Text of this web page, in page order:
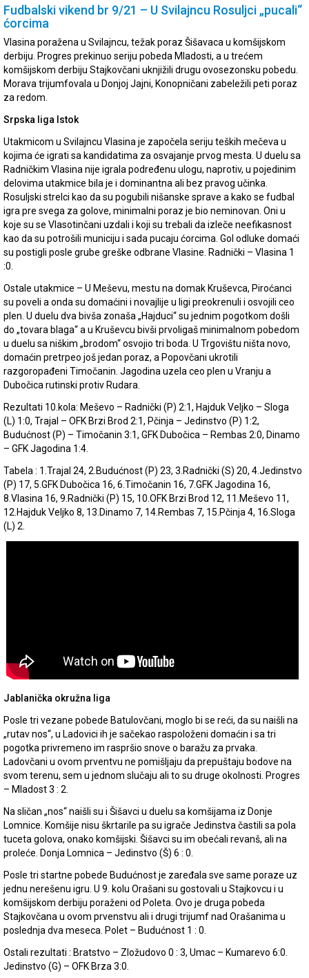
Fudbalski vikend br 9/21 – U Svilajncu Rosuljci „pucali“
ćorcima
Vlasina poražena u Svilajncu, težak poraz Šišavaca u komšijskom
derbiju. Progres prekinuo seriju pobeda Mladosti, a u trećem
komšijskom derbiju Stajkovčani uknjižili drugu ovosezonsku pobedu.
Morava trijumfovala u Donjoj Jajni, Konopničani zabeležili peti poraz
za redom.
Srpska liga Istok
Utakmicom u Svilajncu Vlasina je započela seriju teških mečeva u
kojima će igrati sa kandidatima za osvajanje prvog mesta. U duelu sa
Radničkim Vlasina nije igrala podređenu ulogu, naprotiv, u pojedinim
delovima utakmice bila je i dominantna ali bez pravog učinka.
Rosuljski strelci kao da su pogubili nišanske sprave a kako se fudbal
igra pre svega za golove, minimalni poraz je bio neminovan. Oni u
koje su se Vlasotinčani uzdali i koji su trebali da izleče neefikasnost
kao da su potrošili municiju i sada pucaju ćorcima. Gol odluke domaći
su postigli posle grube greške odbrane Vlasine. Radnički – Vlasina 1
:0.
Ostale utakmice – U Meševu, mestu na domak Kruševca, Piroćanci
su poveli a onda su domaćini i novajlije u ligi preokrenuli i osvojili ceo
plen. U duelu dva bivša zonaša „Hajduci“ su jednim pogotkom došli
do „tovara blaga“ a u Kruševcu bivši prvoligaš minimalnom pobedom
u duelu sa niškim „brodom“ osvojio tri boda. U Trgovištu ništa novo,
domaćin pretrpeo još jedan poraz, a Popovčani ukrotili
razgoropađeni Timočanin. Jagodina uzela ceo plen u Vranju a
Dubočica rutinski protiv Rudara.
Rezultati 10.kola: Meševo – Radnički (P) 2:1, Hajduk Veljko – Sloga
(L) 1:0, Trajal – OFK Brzi Brod 2:1, Pčinja – Jedinstvo (P) 1:2,
Budućnost (P) – Timočanin 3:1, GFK Dubočica – Rembas 2:0, Dinamo
– GFK Jagodina 1:4.
Tabela : 1.Trajal 24, 2.Budućnost (P) 23, 3.Radnički (S) 20, 4.Jedinstvo
(P) 17, 5.GFK Dubočica 16, 6.Timočanin 16, 7.GFK Jagodina 16,
8.Vlasina 16, 9.Radnički (P) 15, 10.OFK Brzi Brod 12, 11.Meševo 11,
12.Hajduk Veljko 8, 13.Dinamo 7, 14.Rembas 7, 15.Pčinja 4, 16.Sloga
(L) 2.
Jablanička okružna liga
Posle tri vezane pobede Batulovčani, moglo bi se reći, da su naišli na
„rutav nos“, u Ladovici ih je sačekao raspoloženi domaćin i sa tri
pogotka privremeno im raspršio snove o baražu za prvaka.
Ladovčani u ovom prventvu ne pomišljaju da prepuštaju bodove na
svom terenu, sem u jednom slučaju ali to su druge okolnosti. Progres
– Mladost 3 : 2.
Na sličan „nos“ naišli su i Šišavci u duelu sa komšijama iz Donje
Lomnice. Komšije nisu škrtarile pa su igrače Jedinstva častili sa pola
tuceta golova, onako komšijski. Šišavci su im obećali revanš, ali na
proleće. Donja Lomnica – Jedinstvo (Š) 6 : 0.
Posle tri startne pobede Budućnost je zaređala sve same poraze uz
jednu nerešenu igru. U 9. kolu Orašani su gostovali u Stajkovcu i u
komšijskom derbiju poraženi od Poleta. Ovo je druga pobeda
Stajkovčana u ovom prvenstvu ali i drugi trijumf nad Orašanima u
poslednja dva meseca. Polet – Budućnost 1 : 0.
Ostali rezultati : Bratstvo – Zložudovo 0 : 3, Umac – Kumarevo 6:0.
Jedinstvo (G) – OFK Brza 3:0.